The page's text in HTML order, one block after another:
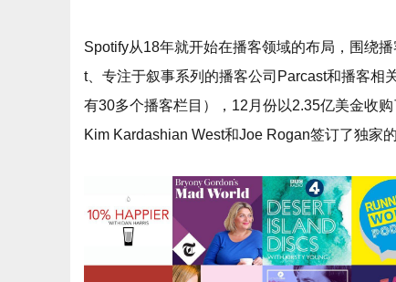
Spotify从18年就开始在播客领域的布局，围绕
t、专注于叙事系列的播客公司Parcast和播客相
有30多个播客栏目），12月份以2.35亿美金收
Kim Kardashian West和Joe Rogan签订了独家